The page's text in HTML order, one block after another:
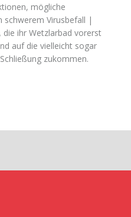
mögliche
schwerem Virusbefall |
die ihr Wetzlarbad vorerst
auf die vielleicht sogar
zukommen.